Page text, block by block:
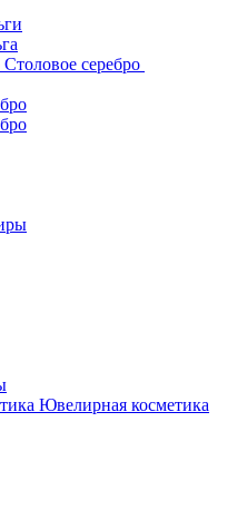
Столовое серебро
Ювелирная косметика